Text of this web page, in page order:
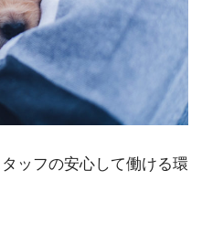
ッフの安心して働ける環